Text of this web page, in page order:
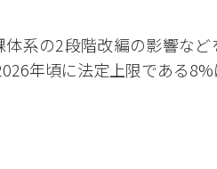
系の2段階改編の影響な
年頃に法定上限である8%